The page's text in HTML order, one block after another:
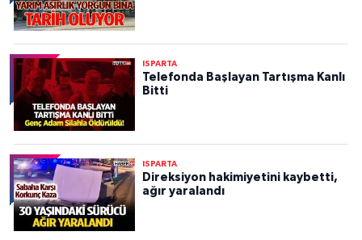
ISPARTA
Telefonda Başlayan Tartışma Kanlı
Bitti
ISPARTA
Direksiyon hakimiyetini kaybetti,
ağır yaralandı